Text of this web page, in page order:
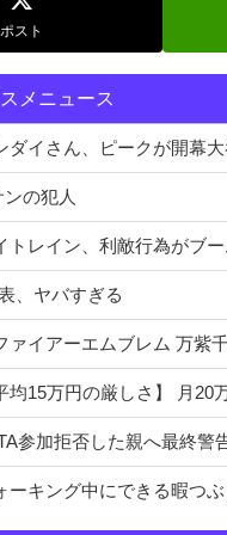
ポスト
メニュース
ダイさん、ピークが開幕
の犯人
トレイン、利敵行為がブ
、ヤバすぎる
ァイアーエムブレム 万
均15万円の厳しさ】 月
参加拒否した親へ最終警
ーキング中にできる暇つ